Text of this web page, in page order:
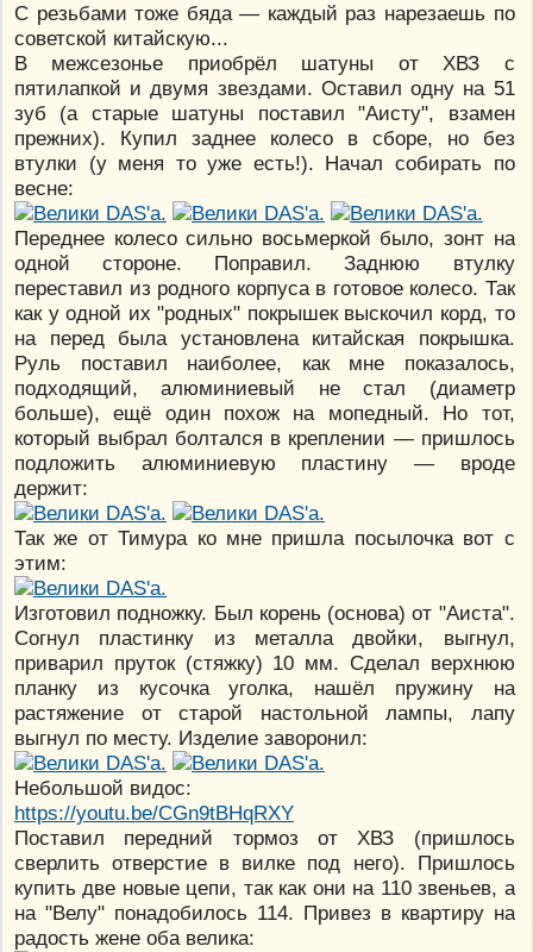
С резьбами тоже бяда — каждый раз нарезаешь по
советской китайскую...
В межсезонье приобрёл шатуны от ХВЗ с
пятилапкой и двумя звездами. Оставил одну на 51
зуб (а старые шатуны поставил "Аисту", взамен
прежних). Купил заднее колесо в сборе, но без
втулки (у меня то уже есть!). Начал собирать по
весне:
Переднее колесо сильно восьмеркой было, зонт на
одной стороне. Поправил. Заднюю втулку
переставил из родного корпуса в готовое колесо. Так
как у одной их "родных" покрышек выскочил корд, то
на перед была установлена китайская покрышка.
Руль поставил наиболее, как мне показалось,
подходящий, алюминиевый не стал (диаметр
больше), ещё один похож на мопедный. Но тот,
который выбрал болтался в креплении — пришлось
подложить алюминиевую пластину — вроде
держит:
Так же от Тимура ко мне пришла посылочка вот с
этим:
Изготовил подножку. Был корень (основа) от "Аиста".
Согнул пластинку из металла двойки, выгнул,
приварил пруток (стяжку) 10 мм. Сделал верхнюю
планку из кусочка уголка, нашёл пружину на
растяжение от старой настольной лампы, лапу
выгнул по месту. Изделие заворонил:
Небольшой видос:
https://youtu.be/CGn9tBHqRXY
Поставил передний тормоз от ХВЗ (пришлось
сверлить отверстие в вилке под него). Пришлось
купить две новые цепи, так как они на 110 звеньев, а
на "Велу" понадобилось 114. Привез в квартиру на
радость жене оба велика: